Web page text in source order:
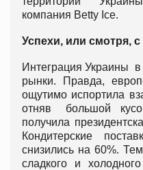
компания Betty Ice.
Успехи, или смотря,
Интеграция Украины
рынки. Правда,
ощутимо испортила
отняв большой
получила
Кондитерские
снизились на 60%.
сладкого и